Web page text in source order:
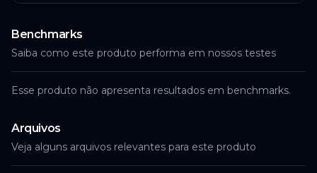
Benchmarks
Saiba como este produto performa em nossos testes
Esse produto não apresenta resultados em benchmarks.
Arquivos
Veja alguns arquivos relevantes para este produto